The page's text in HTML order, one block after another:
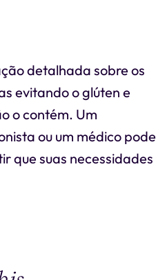
detalhada sobre os
evitando o glúten e
o contém. Um
ou um médico pode
que suas necessidades